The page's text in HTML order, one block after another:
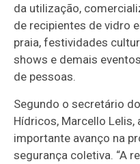
da utilização,
de recipientes de vidro
praia, festividades
shows e demais
de pessoas.
Segundo o secretário
Hídricos, Marcello Lelis,
importante avanço na
segurança coletiva. “A